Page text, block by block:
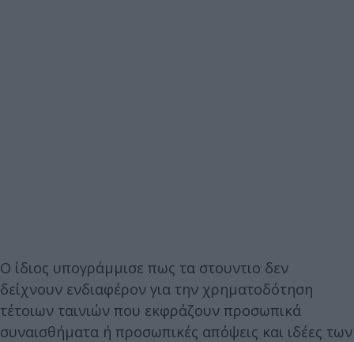
Ο ίδιος υπογράμμισε πως τα στουντιο δεν
δείχνουν ενδιαφέρον για την χρηματοδότηση
τέτοιων ταινιών που εκφράζουν προσωπικά
συναισθήματα ή προσωπικές απόψεις και ιδέες των